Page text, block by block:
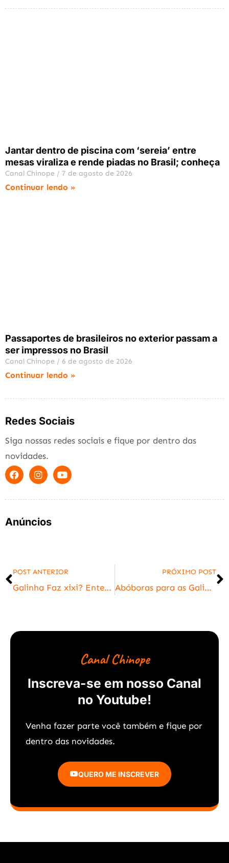
Jantar dentro de piscina com ‘sereia’ entre
mesas viraliza e rende piadas no Brasil; conheça
Canal Chinope 7 de agosto de 2026
Continuar lendo »
Passaportes de brasileiros no exterior passam a
ser impressos no Brasil
Canal Chinope 6 de agosto de 2026
Continuar lendo »
Redes Sociais
Siga nossas redes sociais e fique por dentro das
novidades.
Anúncios
POST ANTERIOR
Galinha Faz xixi? Entenda como as aves eliminam a urina do corpo
PRÓXIMO POST
Abóboras para as Galinhas – Conheça os benefícios
Canal Chinope
Inscreva-se em nosso Canal
no Youtube!
Venha fazer parte você também e fique por
dentro das novidades.
QUERO ME INSCREVER